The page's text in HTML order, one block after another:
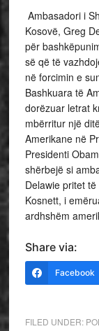
Ambasadori i
Kosovë, Greg
për
së që të
në forcimin e
Bashkuara të
dorëzuar letrat
mbërritur një
Amerikane në
Presidenti
shërbejë si
Delawie pritet
Kosnett, i
ardhshëm
Share via:
Facebook
FILED UNDER: